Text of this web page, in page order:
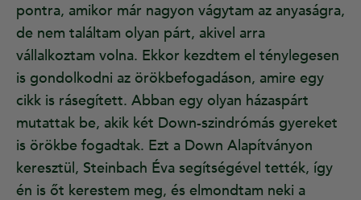
pontra, amikor már nagyon vágytam az anyaságra,
de nem találtam olyan párt, akivel arra
vállalkoztam volna. Ekkor kezdtem el ténylegesen
is gondolkodni az örökbefogadáson, amire egy
cikk is rásegített. Abban egy olyan házaspárt
mutattak be, akik két Down-szindrómás gyereket
is örökbe fogadtak. Ezt a Down Alapítványon
keresztül, Steinbach Éva segítségével tették, így
én is őt kerestem meg, és elmondtam neki a